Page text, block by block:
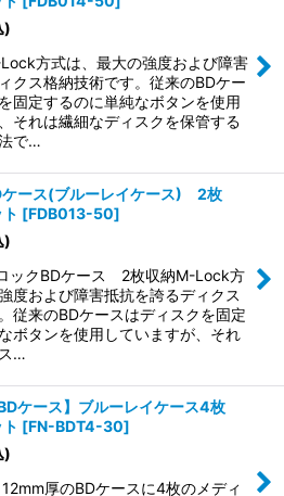
)
方式は、最大の強度および障害
クス格納技術です。従来のBDケー
固定するのに単純なボタンを使用
それは繊細なディスクを保管する
で…
ース(ブルーレイケース) 2枚
[FDB013-50]
)
ックBDケース 2枚収納M-Lock方
度および障害抵抗を誇るディクス
従来のBDケースはディスクを固定
ボタンを使用していますが、それ
…
ケース】ブルーレイケース4枚
[FN-BDT4-30]
)
12mm厚のBDケースに4枚のメディ